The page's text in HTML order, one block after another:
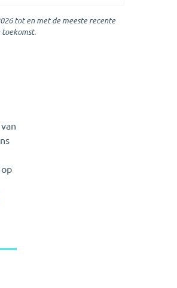
tot en met de meeste recente
toekomst.